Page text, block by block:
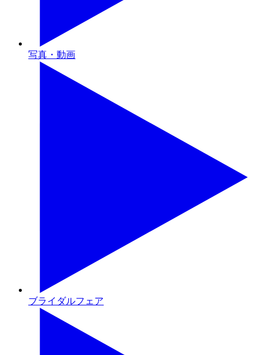
写真・動画
ブライダルフェア